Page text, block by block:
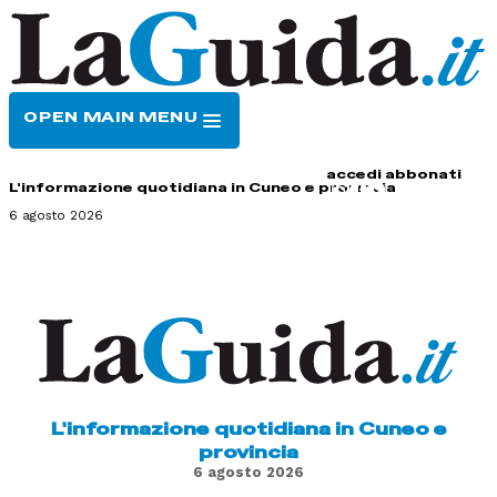
OPEN MAIN MENU
accedi abbonati
L'informazione quotidiana in Cuneo e provincia
6 agosto 2026
L'informazione quotidiana in Cuneo e
provincia
6 agosto 2026